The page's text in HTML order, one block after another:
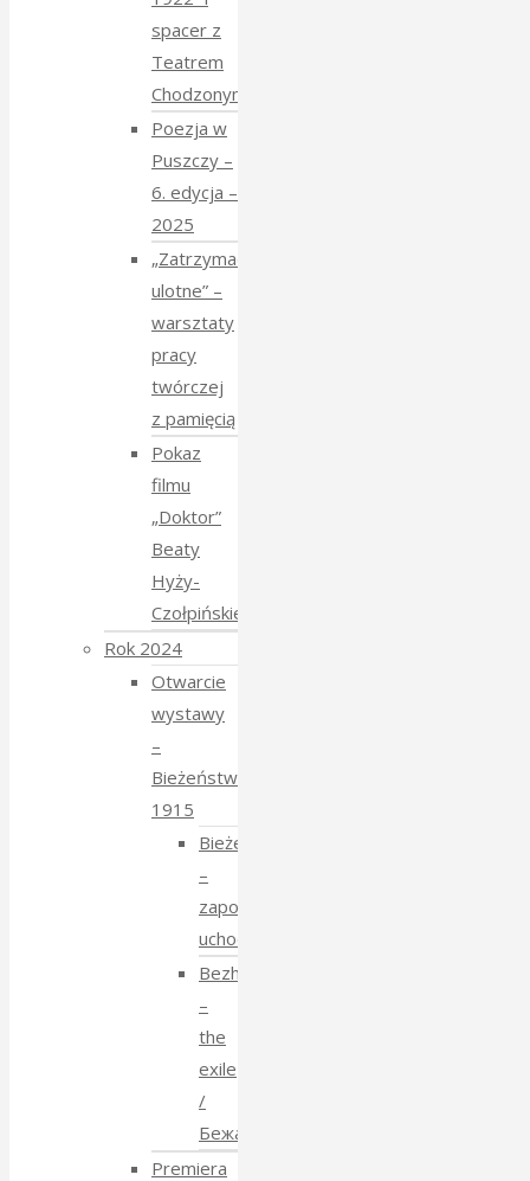
spacer z
Teatrem
Chodzonym
Poezja w
Puszczy –
6. edycja –
2025
„Zatrzymać
ulotne” –
warsztaty
pracy
twórczej
z pamięcią
Pokaz
filmu
„Doktor”
Beaty
Hyży-
Czołpińskiej
Rok 2024
Otwarcie
wystawy
–
Bieżeństwo
1915
Bieżeństwo
–
zapomniane
uchodźstwo
Bezhenstvo
–
the
exile
/
Бежанства
Premiera